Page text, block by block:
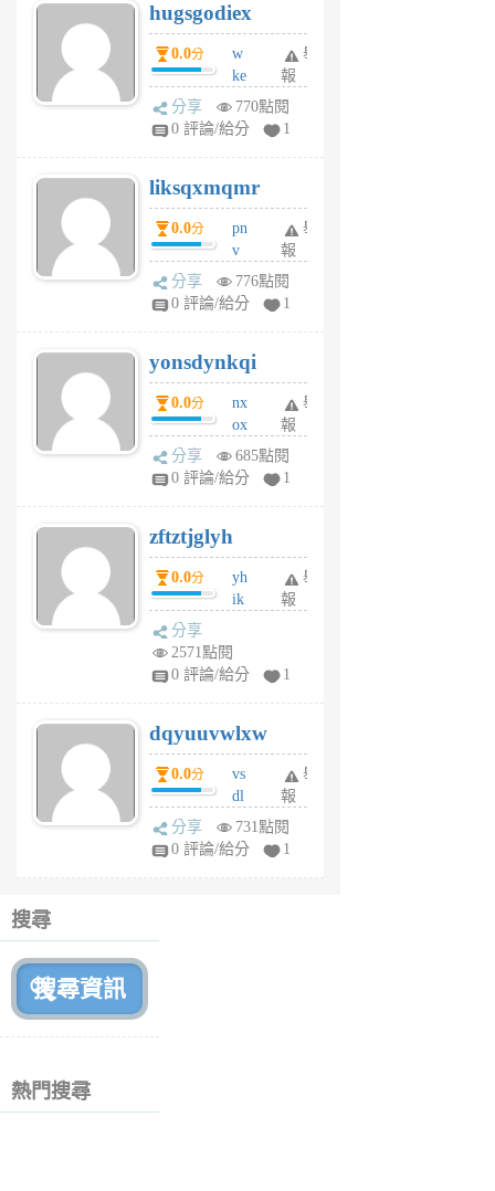
6
個
月
前
hugsgodiex
0.0分
w
ke
rv
pj
6
個
月
前
舉
報
分享
770點閱
0 評論/給分
1
liksqxmqmr
0.0分
pn
v
wt
sv
6
個
月
前
舉
報
分享
776點閱
0 評論/給分
1
yonsdynkqi
0.0分
nx
ox
rh
pe
月
前
舉
報
分享
685點閱
0 評論/給分
1
zftztjglyh
0.0分
yh
ik
tu
6
個
月
前
舉
報
分享
2571點閱
0 評論/給分
1
dqyuuvwlxw
0.0分
vs
dl
sq
fy
舉
報
分享
731點閱
0 評論/給分
1
搜尋
熱門搜尋